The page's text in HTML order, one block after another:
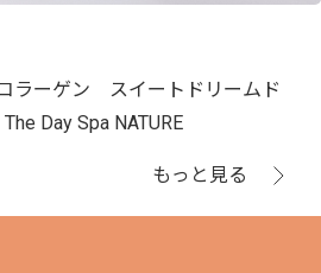
コラーゲン スイートドリームド
Day Spa NATURE
もっと見る